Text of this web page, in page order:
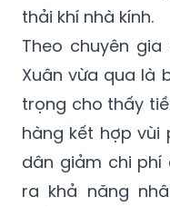
thải khí nhà kính.
Theo chuyên gia
Xuân vừa qua là
trọng cho thấy
hàng kết hợp vùi
dân giảm chi
ra khả năng